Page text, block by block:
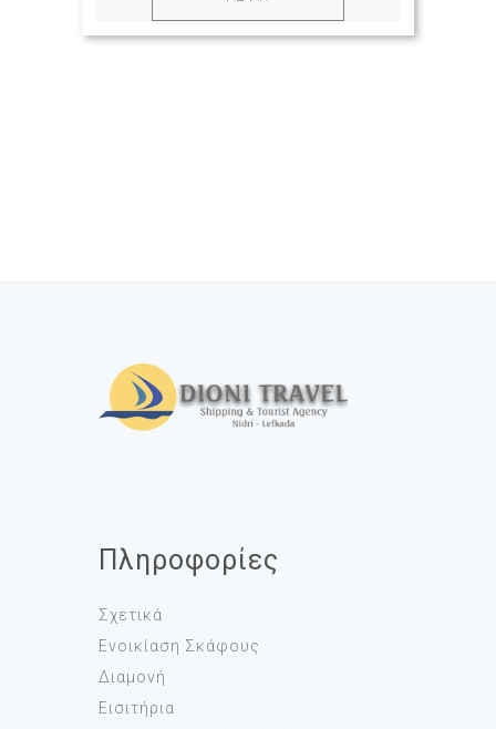
Πληροφορίες
Σχετικά
Ενοικίαση Σκάφους
Διαμονή
Εισιτήρια